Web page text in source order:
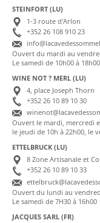
STEINFORT (LU)
1-3 route d'Arlon
+352 26 108 910 23
Ouvert du mardi au
Le samedi de 10h00 à 18h00
WINE NOT ? MERL (LU)
4, place Joseph Thorn
+352 26 10 89 10 30
Ouvert le mardi, mercredi
le jeudi de 10h à 22h00, le
ETTELBRUCK (LU)
8 Zone Artisanale et
+352 26 10 89 10 33
Ouvert du lundi au
Le samedi de 7H30 à 16h00
JACQUES SARL (FR)